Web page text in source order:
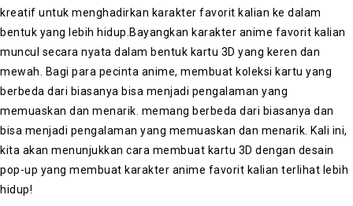
kreatif untuk menghadirkan karakter favorit kalian ke dalam
bentuk yang lebih hidup. Bayangkan karakter anime favorit kalian
muncul secara nyata dalam bentuk kartu 3D yang keren dan
mewah. Bagi para pecinta anime, membuat koleksi kartu yang
berbeda dari biasanya bisa menjadi pengalaman yang
memuaskan dan menarik. memang berbeda dari biasanya dan
bisa menjadi pengalaman yang memuaskan dan menarik. Kali ini,
kita akan menunjukkan cara membuat kartu 3D dengan desain
pop-up yang membuat karakter anime favorit kalian terlihat lebih
hidup!